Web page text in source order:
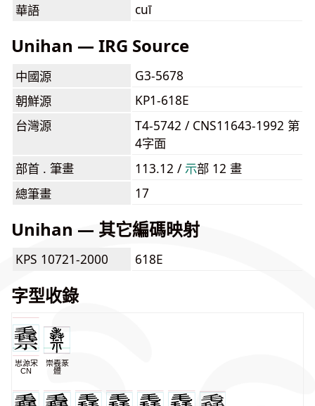
華語
cuī
Unihan — IRG Source
中國源
G3-5678
朝鮮源
KP1-618E
台灣源
T4-5742 / CNS11643-1992 第
4字面
部首 . 筆畫
113.12 /⽰部 12 畫
總筆畫
17
Unihan — 其它編碼映射
KPS 10721-2000 618E
字型收錄
思源宋
CN
崇羲篆
體